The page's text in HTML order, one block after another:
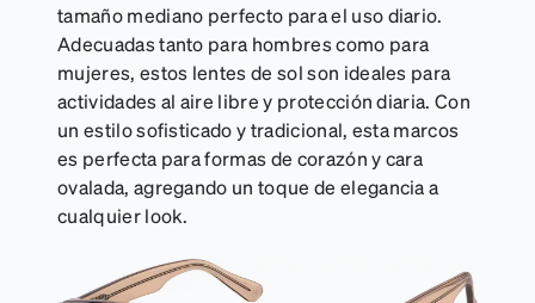
tamaño mediano perfecto para el uso diario.
Adecuadas tanto para hombres como para
mujeres, estos lentes de sol son ideales para
actividades al aire libre y protección diaria. Con
un estilo sofisticado y tradicional, esta marcos
es perfecta para formas de corazón y cara
ovalada, agregando un toque de elegancia a
cualquier look.